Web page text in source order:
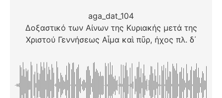
aga_dat_104
Δοξαστικό των Αίνων της Κυριακής μετά της
Χριστού Γεννήσεως Αἷμα καὶ πῦρ, ήχος πλ. δ΄